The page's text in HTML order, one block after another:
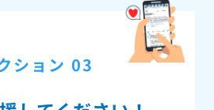
ション 03